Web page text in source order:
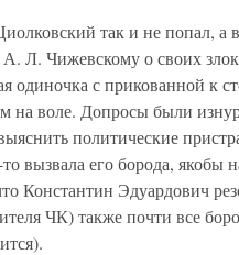
так и не попал, а
А. Л. Чижевскому о своих
одиночка с прикованной к
на воле. Допросы были
политические
вызвала его борода,
Константин Эдуардович
ЧК) также почти все